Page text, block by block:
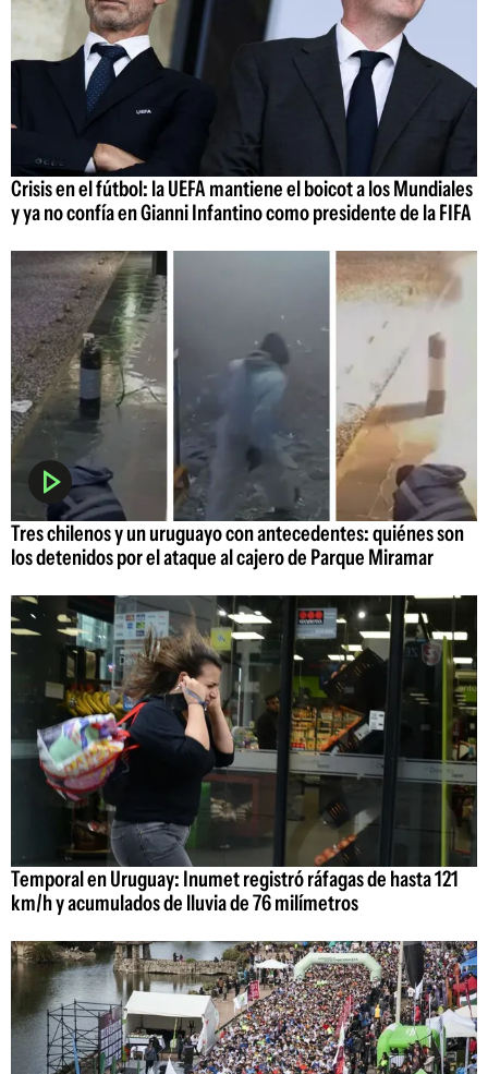
Crisis en el fútbol: la UEFA mantiene el boicot a los Mundiales
y ya no confía en Gianni Infantino como presidente de la FIFA
Tres chilenos y un uruguayo con antecedentes: quiénes son
los detenidos por el ataque al cajero de Parque Miramar
Temporal en Uruguay: Inumet registró ráfagas de hasta 121
km/h y acumulados de lluvia de 76 milímetros